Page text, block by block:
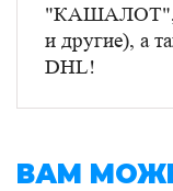
"КАШАЛОТ",
и другие), а
DHL!
ВАМ